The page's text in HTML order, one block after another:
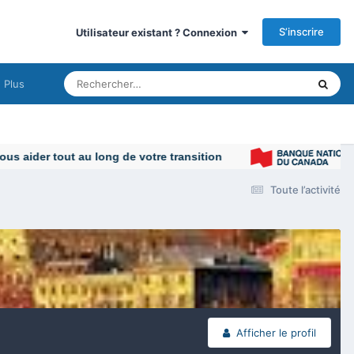
Utilisateur existant ? Connexion S’inscrire
Plus
Toute l’activité
Afficher le profil